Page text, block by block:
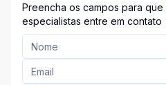
Preencha os campos para que
especialistas entre em contato